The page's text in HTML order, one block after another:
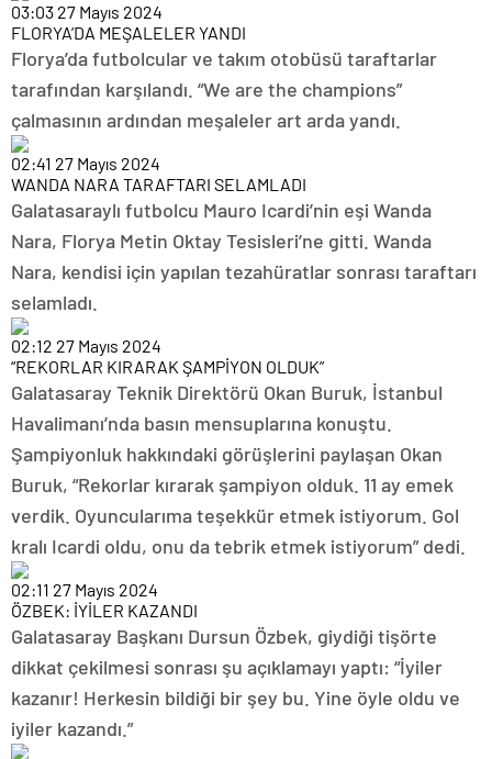
03:03 27 Mayıs 2024
FLORYA’DA MEŞALELER YANDI
Florya’da futbolcular ve takım otobüsü taraftarlar
tarafından karşılandı. “We are the champions”
çalmasının ardından meşaleler art arda yandı.
02:41 27 Mayıs 2024
WANDA NARA TARAFTARI SELAMLADI
Galatasaraylı futbolcu Mauro Icardi’nin eşi Wanda
Nara, Florya Metin Oktay Tesisleri’ne gitti. Wanda
Nara, kendisi için yapılan tezahüratlar sonrası taraftarı
selamladı.
02:12 27 Mayıs 2024
“REKORLAR KIRARAK ŞAMPİYON OLDUK”
Galatasaray Teknik Direktörü Okan Buruk, İstanbul
Havalimanı’nda basın mensuplarına konuştu.
Şampiyonluk hakkındaki görüşlerini paylaşan Okan
Buruk, “Rekorlar kırarak şampiyon olduk. 11 ay emek
verdik. Oyuncularıma teşekkür etmek istiyorum. Gol
kralı Icardi oldu, onu da tebrik etmek istiyorum” dedi.
02:11 27 Mayıs 2024
ÖZBEK: İYİLER KAZANDI
Galatasaray Başkanı Dursun Özbek, giydiği tişörte
dikkat çekilmesi sonrası şu açıklamayı yaptı: “İyiler
kazanır! Herkesin bildiği bir şey bu. Yine öyle oldu ve
iyiler kazandı.”